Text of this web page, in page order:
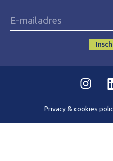
Privacy & cookies